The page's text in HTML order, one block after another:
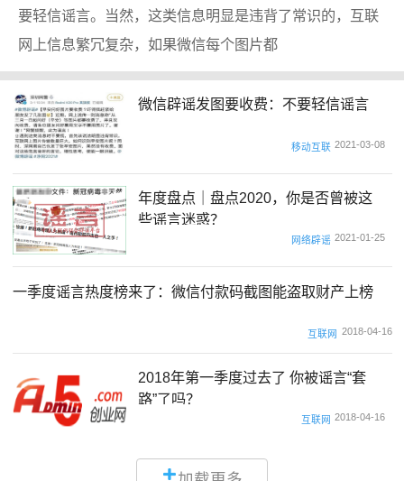
要轻信谣言。当然，这类信息明显是违背了常识的，互联
网上信息繁冗复杂，如果微信每个图片都
微信辟谣发图要收费：不要轻信谣言
移动互联 2021-03-08
年度盘点｜盘点2020，你是否曾被这
些谣言迷惑？
网络辟谣 2021-01-25
一季度谣言热度榜来了：微信付款码截图能盗取财产上榜
互联网 2018-04-16
2018年第一季度过去了 你被谣言“套
路”了吗？
互联网 2018-04-16